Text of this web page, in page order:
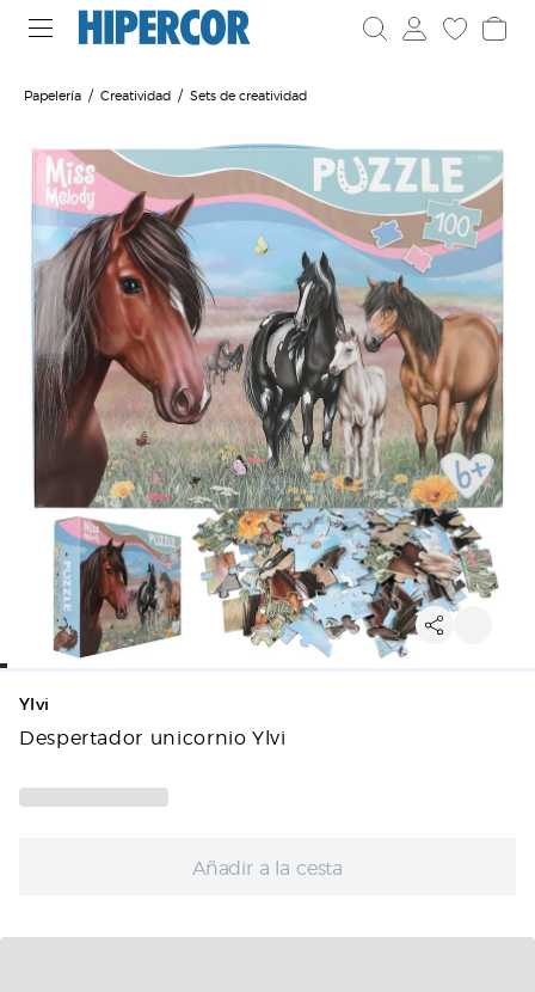
Papelería Creatividad Sets de creatividad
Ylvi
Despertador unicornio Ylvi
Añadir a la cesta